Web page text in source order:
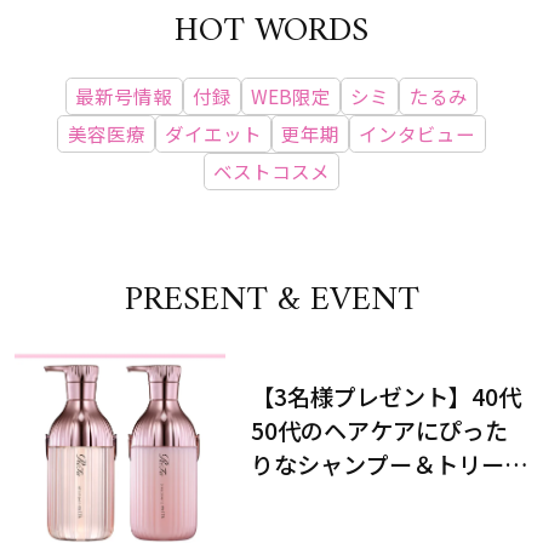
HOT WORDS
最新号情報 付録 WEB限定 シミ
たるみ
美容医療
ダイエット 更年期
インタビュー
ベストコスメ
PRESENT & EVENT
【3名様プレゼント】40代
50代のヘアケアにぴった
りなシャンプー＆トリート